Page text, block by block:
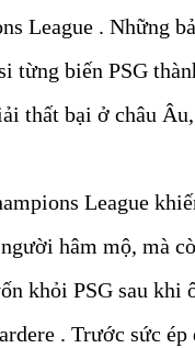
League . Những
từng biến PSG
thất bại ở châu
League
hâm mộ, mà
khỏi PSG sau khi
. Trước sức